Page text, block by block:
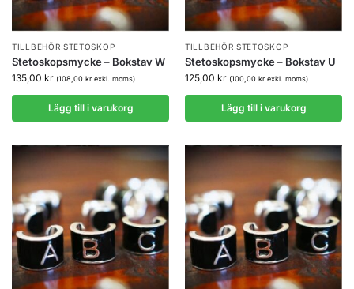
TILLBEHÖR STETOSKOP
Stetoskopsmycke – Bokstav W
135,00 kr (108,00 krexkl. moms)
Lägg till i varukorg
TILLBEHÖR STETOSKOP
Stetoskopsmycke – Bokstav U
125,00 kr (100,00 krexkl. moms)
Lägg till i varukorg